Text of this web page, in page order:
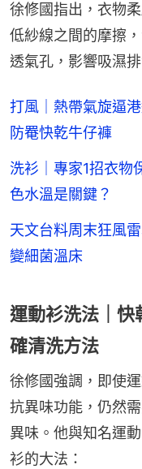
徐修國指出，衣物
低紗線之間的摩擦
透氣孔，影響吸濕
打風｜熱帶氣旋逼
防罨快乾牛仔褲
洗衫｜專家1招衣
色水溫是關鍵？
天文台料周末狂風
變細菌溫床
運動衫洗法｜快
確清洗方法
徐修國強調，即使
抗異味功能，仍然
異味。他與知名運
衫的大法：